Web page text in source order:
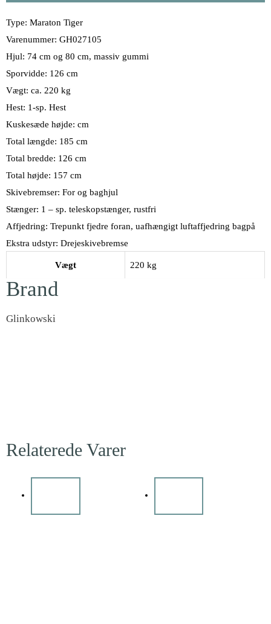
Type: Maraton Tiger
Varenummer: GH027105
Hjul: 74 cm og 80 cm, massiv gummi
Sporvidde: 126 cm
Vægt: ca. 220 kg
Hest: 1-sp. Hest
Kuskesæde højde: cm
Total længde: 185 cm
Total bredde: 126 cm
Total højde: 157 cm
Skivebremser: For og baghjul
Stænger: 1 – sp. teleskopstænger, rustfri
Affjedring: Trepunkt fjedre foran, uafhængigt luftaffjedring bagpå
Ekstra udstyr: Drejeskivebremse
Vægt 220 kg
Brand
Glinkowski
Relaterede Varer